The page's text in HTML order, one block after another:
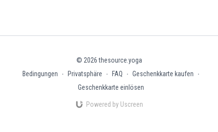
© 2026 thesource.yoga
Bedingungen
∙ Privatsphäre ∙ FAQ ∙ Geschenkkarte kaufen
∙
Geschenkkarte einlösen
Powered by Uscreen